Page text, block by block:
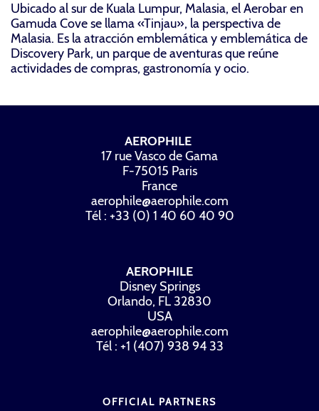
Ubicado al sur de Kuala Lumpur, Malasia, el Aerobar en
Gamuda Cove se llama «Tinjau», la perspectiva de
Malasia. Es la atracción emblemática y emblemática de
Discovery Park, un parque de aventuras que reúne
actividades de compras, gastronomía y ocio.
AEROPHILE
17 rue Vasco de Gama
F-75015 Paris
France
aerophile@aerophile.com
Tél : +33 (0) 1 40 60 40 90
AEROPHILE
Disney Springs
Orlando, FL 32830
USA
aerophile@aerophile.com
Tél : +1 (407) 938 94 33
OFFICIAL PARTNERS